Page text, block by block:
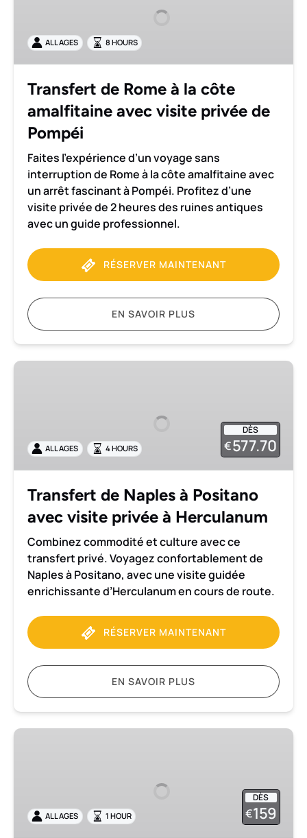
côte
amalfitaine
visite
privée
Pompéi
ALL AGES 8 HOURS
Transfert de Rome à la côte
amalfitaine avec visite privée de
Pompéi
Faites l’expérience d’un voyage sans
interruption de Rome à la côte amalfitaine avec
un arrêt fascinant à Pompéi. Profitez d’une
visite privée de 2 heures des ruines antiques
avec un guide professionnel.
RÉSERVER MAINTENANT
EN SAVOIR PLUS
Transfert
avec
visite
Herculanum
DÈS
€577.70
ALL AGES 4 HOURS
Transfert de Naples à Positano
avec visite privée à Herculanum
Combinez commodité et culture avec ce
transfert privé. Voyagez confortablement de
Naples à Positano, avec une visite guidée
enrichissante d’Herculanum en cours de route.
RÉSERVER MAINTENANT
EN SAVOIR PLUS
Transfert
côte
amalfitaine
DÈS
€159
ALL AGES 1 HOUR